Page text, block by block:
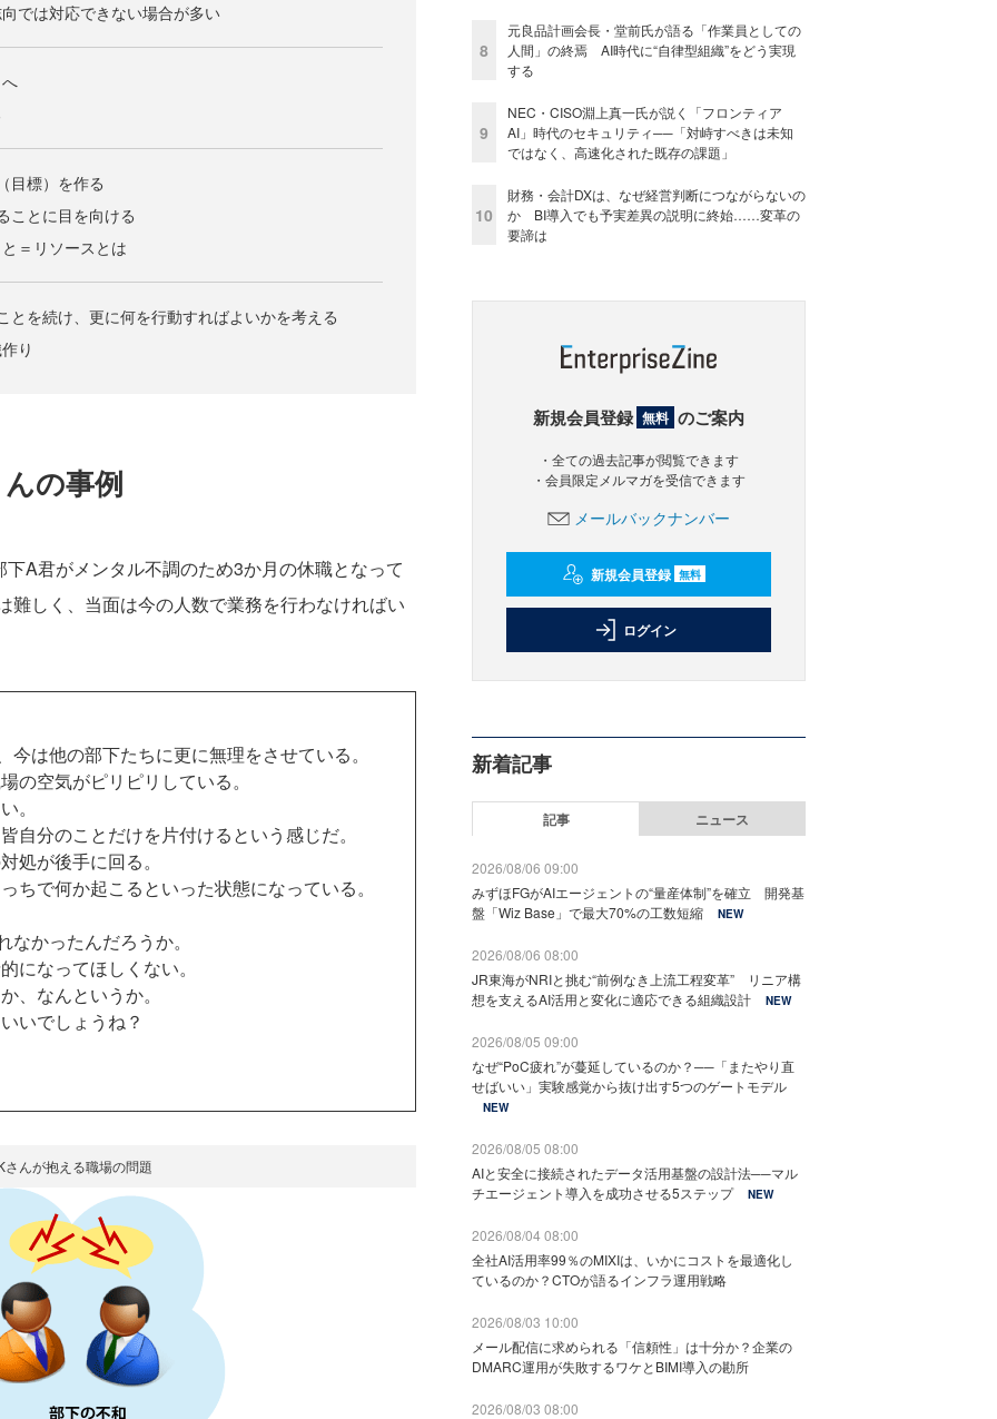
では対応できない場合が多い
目標）を作る
ことに目を向ける
＝リソースとは
とを続け、更に何を行動すればよいかを考える
り
の事例
A君がメンタル不調のため3か月の休職となって
難しく、当面は今の人数で業務を行わなければい
は他の部下たちに更に無理をさせている。
空気がピリピリしている。
。
分のことだけを片付けるという感じだ。
が後手に回る。
で何か起こるといった状態になっている。
かったんだろうか。
なってほしくない。
なんというか。
いでしょうね？
さんが抱える職場の問題
8
元良品計画会長・堂前氏が語る「作業員としての
人間」の終焉 AI時代に“自律型組織”をどう実現
する
9
NEC・CISO淵上真一氏が説く「フロンティア
AI」時代のセキュリティ──「対峙すべきは未知
ではなく、高速化された既存の課題」
10
財務・会計DXは、なぜ経営判断につながらないの
か BI導入でも予実差異の説明に終始……変革の
要諦は
新規会員登録 無料 のご案内
・全ての過去記事が閲覧できます
・会員限定メルマガを受信できます
メールバックナンバー
新規会員登録 無料
ログイン
新着記事
記事 ニュース
2026/08/06 09:00
みずほFGがAIエージェントの“量産体制”を確立 開発基
盤「Wiz Base」で最大70%の工数短縮
NEW
2026/08/06 08:00
JR東海がNRIと挑む“前例なき上流工程変革” リニア構
想を支えるAI活用と変化に適応できる組織設計
NEW
2026/08/05 09:00
なぜ“PoC疲れ”が蔓延しているのか？──「またやり直
せばいい」実験感覚から抜け出す5つのゲートモデル
NEW
2026/08/05 08:00
AIと安全に接続されたデータ活用基盤の設計法──マル
チエージェント導入を成功させる5ステップ
NEW
2026/08/04 08:00
全社AI活用率99％のMIXIは、いかにコストを最適化し
ているのか？CTOが語るインフラ運用戦略
2026/08/03 10:00
メール配信に求められる「信頼性」は十分か？企業の
DMARC運用が失敗するワケとBIMI導入の勘所
2026/08/03 08:00